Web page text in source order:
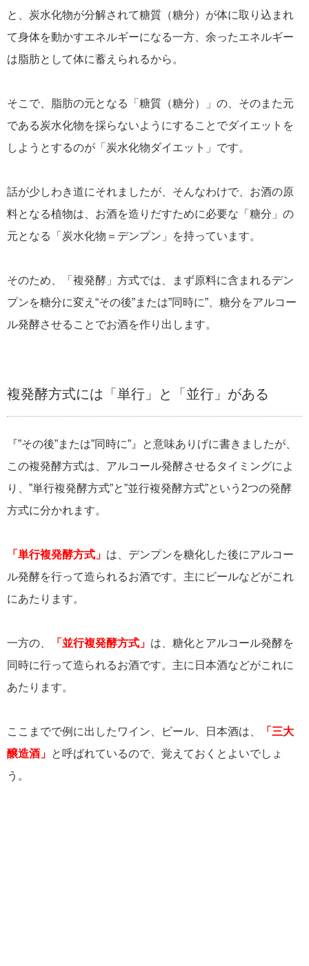
と、炭水化物が分解されて糖質（糖分）が体に取り込まれ
て身体を動かすエネルギーになる一方、余ったエネルギー
は脂肪として体に蓄えられるから。
そこで、脂肪の元となる「糖質（糖分）」の、そのまた元
である炭水化物を採らないようにすることでダイエットを
しようとするのが「炭水化物ダイエット」です。
話が少しわき道にそれましたが、そんなわけで、お酒の原
料となる植物は、お酒を造りだすために必要な「糖分」の
元となる「炭水化物＝デンプン」を持っています。
そのため、「複発酵」方式では、まず原料に含まれるデン
プンを糖分に変え“その後”または”同時に”、糖分をアルコー
ル発酵させることでお酒を作り出します。
複発酵方式には「単行」と「並行」がある
『”その後”または”同時に”』と意味ありげに書きましたが、
この複発酵方式は、アルコール発酵させるタイミングによ
り、”単行複発酵方式”と”並行複発酵方式”という2つの発酵
方式に分かれます。
「単行複発酵方式」 は、デンプンを糖化した後にアルコー
ル発酵を行って造られるお酒です。主にビールなどがこれ
にあたります。
一方の、 「並行複発酵方式」 は、糖化とアルコール発酵を
同時に行って造られるお酒です。主に日本酒などがこれに
あたります。
ここまでで例に出したワイン、ビール、日本酒は、
「三大
醸造酒」 と呼ばれているので、覚えておくとよいでしょ
う。